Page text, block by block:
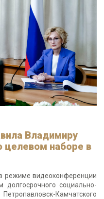
Владимиру
целевом наборе в
режиме видеоконференции
социально-
Камчатского